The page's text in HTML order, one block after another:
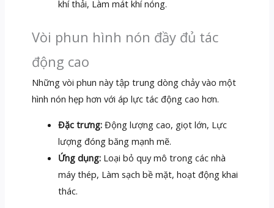
khí thải, Làm mát khí nóng.
Vòi phun hình nón đầy đủ tác
động cao
Những vòi phun này tập trung dòng chảy vào một
hình nón hẹp hơn với áp lực tác động cao hơn.
Đặc trưng: Động lượng cao, giọt lớn, Lực
lượng đóng băng mạnh mẽ.
Ứng dụng: Loại bỏ quy mô trong các nhà
máy thép, Làm sạch bề mặt, hoạt động khai
thác.